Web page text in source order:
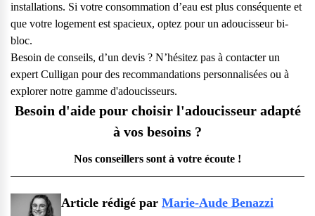
installations. Si votre consommation d’eau est plus conséquente et
que votre logement est spacieux, optez pour un adoucisseur bi-
bloc.
Besoin de conseils, d’un devis ? N’hésitez pas à contacter un
expert Culligan pour des recommandations personnalisées ou à
explorer notre gamme d'adoucisseurs.
Besoin d'aide pour choisir l'adoucisseur adapté
à vos besoins ?
Nos conseillers sont à votre écoute !
Article rédigé par Marie-Aude Benazzi